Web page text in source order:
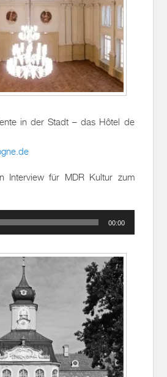
in der Stadt – das Hôtel de
Interview für MDR Kultur zum
00:00